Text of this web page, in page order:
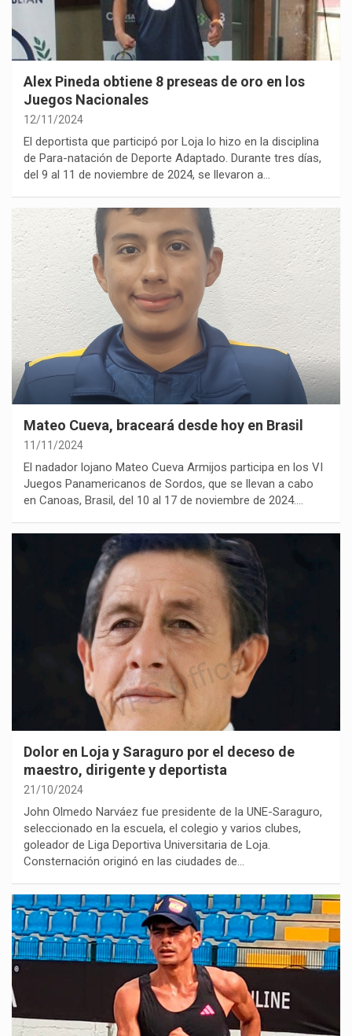
Alex Pineda obtiene 8 preseas de oro en los
Juegos Nacionales
12/11/2024
El deportista que participó por Loja lo hizo en la disciplina
de Para-natación de Deporte Adaptado. Durante tres días,
del 9 al 11 de noviembre de 2024, se llevaron a…
Mateo Cueva, braceará desde hoy en Brasil
11/11/2024
El nadador lojano Mateo Cueva Armijos participa en los VI
Juegos Panamericanos de Sordos, que se llevan a cabo
en Canoas, Brasil, del 10 al 17 de noviembre de 2024.…
Dolor en Loja y Saraguro por el deceso de
maestro, dirigente y deportista
21/10/2024
John Olmedo Narváez fue presidente de la UNE-Saraguro,
seleccionado en la escuela, el colegio y varios clubes,
goleador de Liga Deportiva Universitaria de Loja.
Consternación originó en las ciudades de…